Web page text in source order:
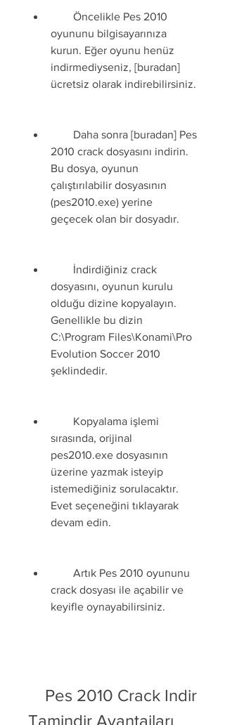
oyununu bilgisayarınıza
kurun. Eğer oyunu henüz
indirmediyseniz, [buradan]
ücretsiz olarak indirebilirsiniz.
2010 crack dosyasını indirin.
Bu dosya, oyunun
çalıştırılabilir dosyasının
(pes2010.exe) yerine
geçecek olan bir dosyadır.
dosyasını, oyunun kurulu
olduğu dizine kopyalayın.
Genellikle bu dizin
C:\Program Files\Konami\Pro
Evolution Soccer 2010
şeklindedir.
sırasında, orijinal
pes2010.exe dosyasının
üzerine yazmak isteyip
istemediğiniz sorulacaktır.
Evet seçeneğini tıklayarak
devam edin.
crack dosyası ile açabilir ve
keyifle oynayabilirsiniz.
Tamindir Avantajları